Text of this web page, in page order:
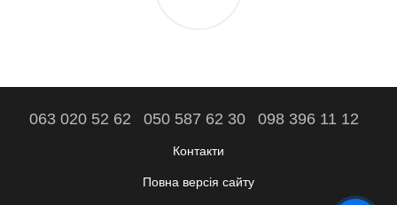
063 020 52 62 050 587 62 30 098 396 11 12
Контакти
Повна версія сайту